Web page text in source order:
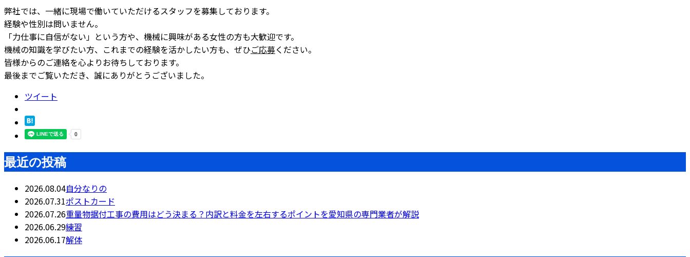
弊社では、一緒に現場で働いていただけるスタッフを募集しております。
経験や性別は問いません。
「力仕事に自信がない」という方や、機械に興味がある女性の方も大歓迎です。
機械の知識を学びたい方、これまでの経験を活かしたい方も、ぜひご応募ください。
皆様からのご連絡を心よりお待ちしております。
最後までご覧いただき、誠にありがとうございました。
ツイート
最近の投稿
2026.08.04自分なりの
2026.07.31ポストカード
2026.07.26重量物据付工事の費用はどう決まる？内訳と料金を左右するポイントを愛知県の専門業者が解説
2026.06.29練習
2026.06.17解体